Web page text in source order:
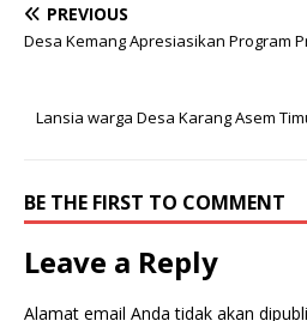
PREVIOUS
Desa Kemang Apresiasikan Program
Lansia warga Desa Karang Asem
BE THE FIRST TO COMMENT
Leave a Reply
Alamat email Anda tidak akan